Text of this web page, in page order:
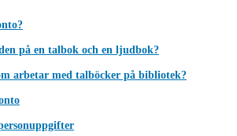
på en talbok och en ljudbok?
arbetar med talböcker på bibliotek?